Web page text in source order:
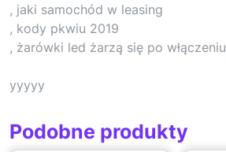
, jaki samochód w leasing
, kody pkwiu 2019
, żarówki led żarzą się po włączeniu
yyyyy
Podobne produkty